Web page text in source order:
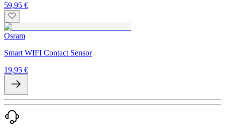
59,95 €
Osram
Smart WIFI Contact Sensor
19,95 €